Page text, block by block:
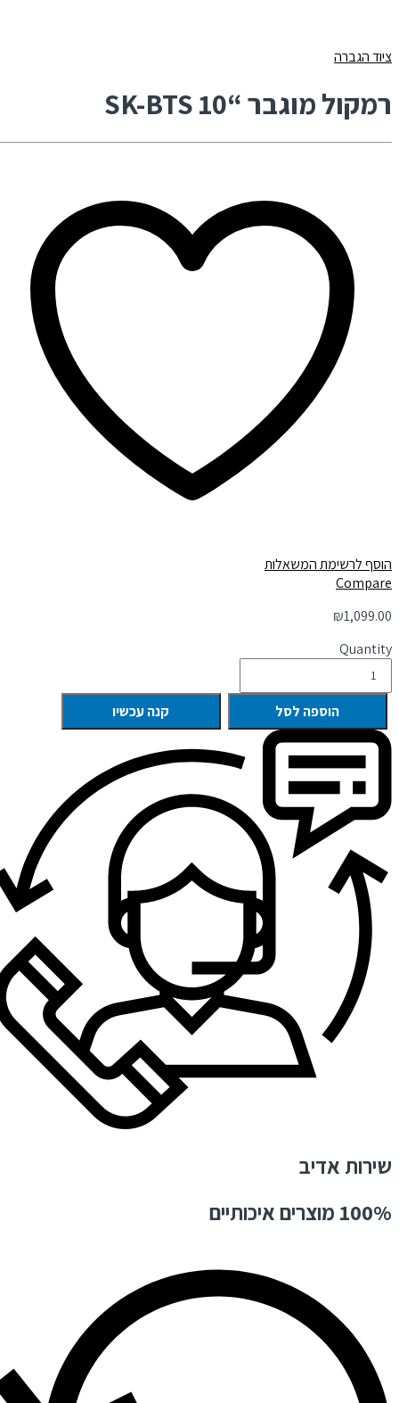
ציוד הגברה
רמקול מוגבר “SK-BTS 10
הוסף לרשימת המשאלות
Compare
₪1,099.00
Quantity
הוספה לסל קנה עכשיו
שירות אדיב
100% מוצרים איכותיים